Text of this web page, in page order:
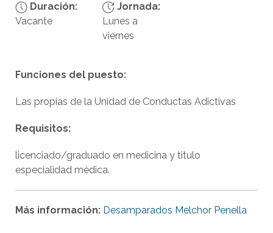
Duración:
Vacante
Jornada:
Lunes a
viernes
Funciones del puesto:
Las propias de la Unidad de Conductas Adictivas
Requisitos:
licenciado/graduado en medicina y titulo
especialidad médica.
Más información: Desamparados Melchor Penella